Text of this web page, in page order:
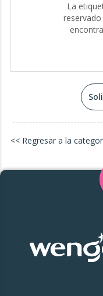
con lo sagrado.
A través de mis
de vida, tus
futuro lleno de luz y
tiene por qué ser
en esta sagrada
La
<< Regresar a la